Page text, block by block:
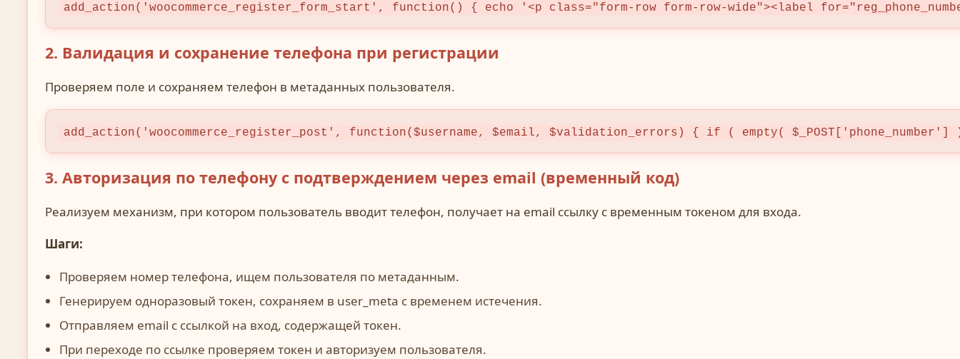
add_action('woocommerce_register_form_start', function() { echo '<p class="form-row form-row-wide"><label
2. Валидация и сохранение телефона при регистрации
Проверяем поле и сохраняем телефон в метаданных пользователя.
add_action('woocommerce_register_post', function($username, $email, $validation_errors) { if ( empty(
3. Авторизация по телефону с подтверждением через email (временный код)
Реализуем механизм, при котором пользователь вводит телефон, получает на email ссылку с временным токеном для входа.
Шаги:
Проверяем номер телефона, ищем пользователя по метаданным.
Генерируем одноразовый токен, сохраняем в user_meta с временем истечения.
Отправляем email с ссылкой на вход, содержащей токен.
При переходе по ссылке проверяем токен и авторизуем пользователя.